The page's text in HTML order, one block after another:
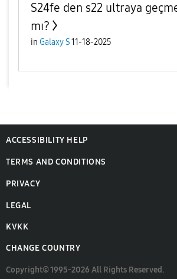
S24fe den s22 ultraya
mı?
in Galaxy S11-18-2025
ACCESSIBILITY HELP
TERMS AND CONDITIONS
PRIVACY
LEGAL
KVKK
CHANGE COUNTRY
Copyright© 1995-2026 All Rights Reserved.